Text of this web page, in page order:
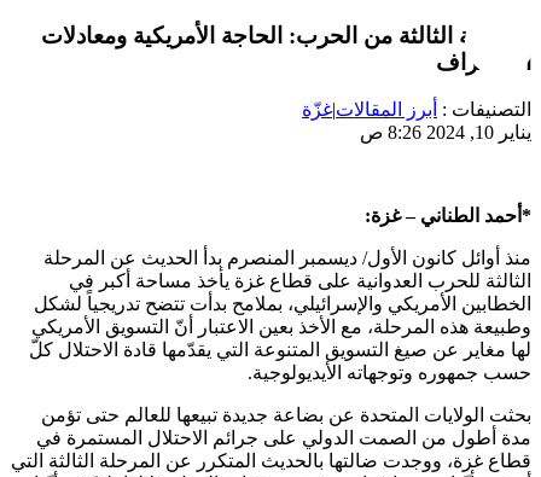
المرحلة الثالثة من الحرب: الحاجة الأمريكية ومعادلات
الاستنزاف
التصنيفات : أبرز المقالات|غزّة
يناير 10, 2024 8:26 ص
*أحمد الطناني – غزة:
منذ أوائل كانون الأول/ ديسمبر المنصرم بدأ الحديث عن المرحلة
الثالثة للحرب العدوانية على قطاع غزة يأخذ مساحة أكبر في
الخطابين الأمريكي والإسرائيلي، بملامح بدأت تتضح تدريجياً لشكل
وطبيعة هذه المرحلة، مع الأخذ بعين الاعتبار أنّ التسويق الأمريكي
لها مغاير عن صيغ التسويق المتنوعة التي يقدّمها قادة الاحتلال كلّ
حسب جمهوره وتوجهاته الأيديولوجية.
بحثت الولايات المتحدة عن بضاعة جديدة تبيعها للعالم حتى تؤمن
مدة أطول من الصمت الدولي على جرائم الاحتلال المستمرة في
قطاع غزة، ووجدت ضالتها بالحديث المتكرر عن المرحلة الثالثة التي